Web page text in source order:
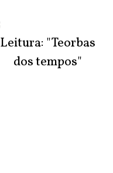
Leitura: "Teorbas
dos tempos"